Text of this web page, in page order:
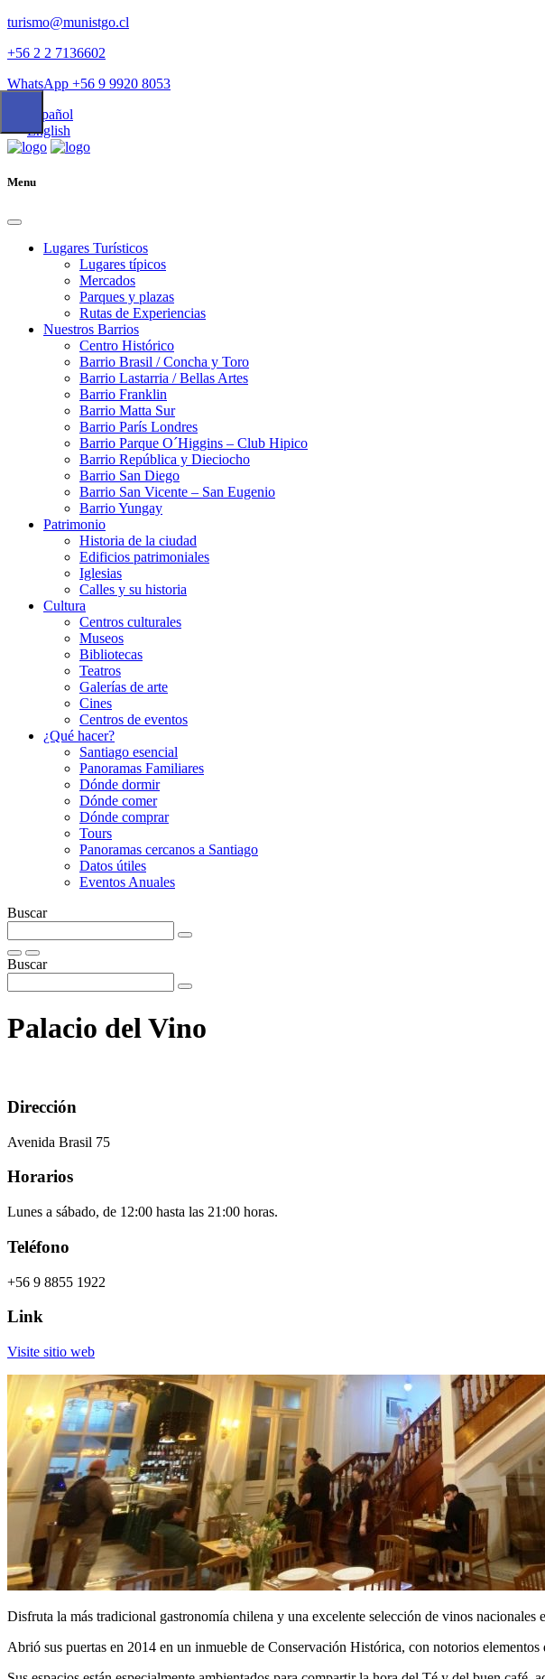
turismo@munistgo.cl
+56 2 2 7136602
WhatsApp +56 9 9920 8053
Español
English
Menu
Lugares Turísticos
Lugares tí­picos
Mercados
Parques y plazas
Rutas de Experiencias
Nuestros Barrios
Centro Histórico
Barrio Brasil / Concha y Toro
Barrio Lastarria / Bellas Artes
Barrio Franklin
Barrio Matta Sur
Barrio Parí­s Londres
Barrio Parque O´Higgins – Club Hipico
Barrio República y Dieciocho
Barrio San Diego
Barrio San Vicente – San Eugenio
Barrio Yungay
Patrimonio
Historia de la ciudad
Edificios patrimoniales
Iglesias
Calles y su historia
Cultura
Centros culturales
Museos
Bibliotecas
Teatros
Galerí­as de arte
Cines
Centros de eventos
¿Qué hacer?
Santiago esencial
Panoramas Familiares
Dónde dormir
Dónde comer
Dónde comprar
Tours
Panoramas cercanos a Santiago
Datos útiles
Eventos Anuales
Buscar
Buscar
Palacio del Vino
Dirección
Avenida Brasil 75
Horarios
Lunes a sábado, de 12:00 hasta las 21:00 horas.
Teléfono
+56 9 8855 1922
Link
Visite sitio web
Disfruta la más tradicional gastronomía chilena y una excelente selección de vinos
Abrió sus puertas en 2014 en un inmueble de Conservación Histórica, con notorios